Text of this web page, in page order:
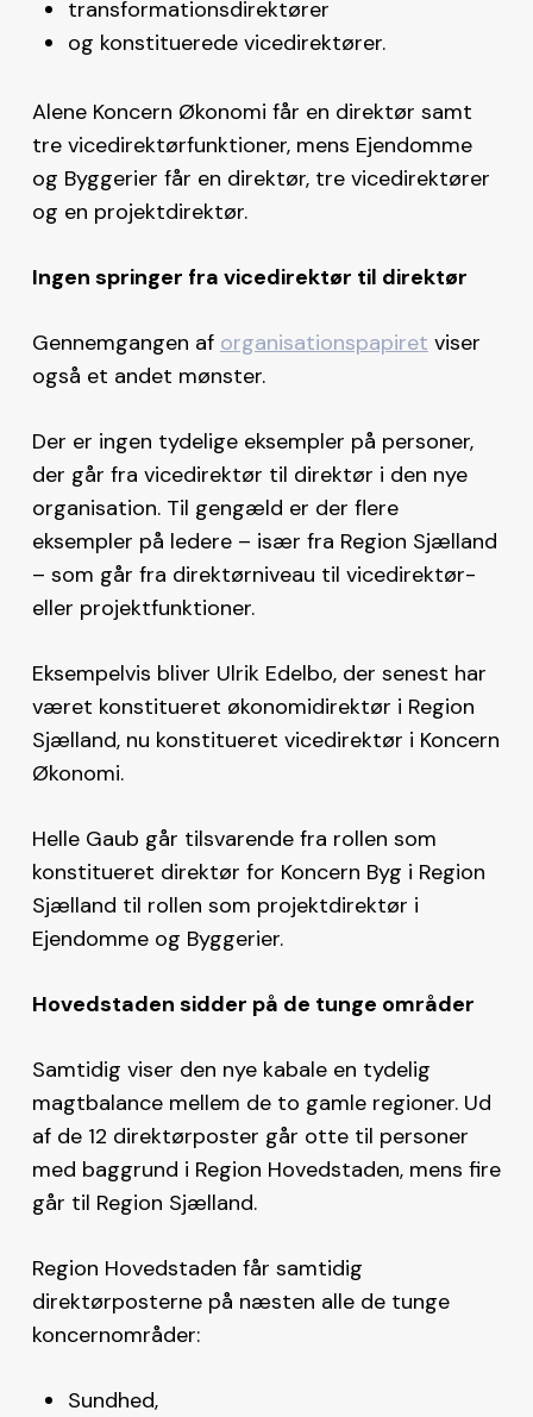
transformationsdirektører
og konstituerede vicedirektører.
Alene Koncern Økonomi får en direktør samt
tre vicedirektørfunktioner, mens Ejendomme
og Byggerier får en direktør, tre vicedirektører
og en projektdirektør.
Ingen springer fra vicedirektør til direktør
Gennemgangen af organisationspapiret viser
også et andet mønster.
Der er ingen tydelige eksempler på personer,
der går fra vicedirektør til direktør i den nye
organisation. Til gengæld er der flere
eksempler på ledere – især fra Region Sjælland
– som går fra direktørniveau til vicedirektør-
eller projektfunktioner.
Eksempelvis bliver Ulrik Edelbo, der senest har
været konstitueret økonomidirektør i Region
Sjælland, nu konstitueret vicedirektør i Koncern
Økonomi.
Helle Gaub går tilsvarende fra rollen som
konstitueret direktør for Koncern Byg i Region
Sjælland til rollen som projektdirektør i
Ejendomme og Byggerier.
Hovedstaden sidder på de tunge områder
Samtidig viser den nye kabale en tydelig
magtbalance mellem de to gamle regioner. Ud
af de 12 direktørposter går otte til personer
med baggrund i Region Hovedstaden, mens fire
går til Region Sjælland.
Region Hovedstaden får samtidig
direktørposterne på næsten alle de tunge
koncernområder:
Sundhed,